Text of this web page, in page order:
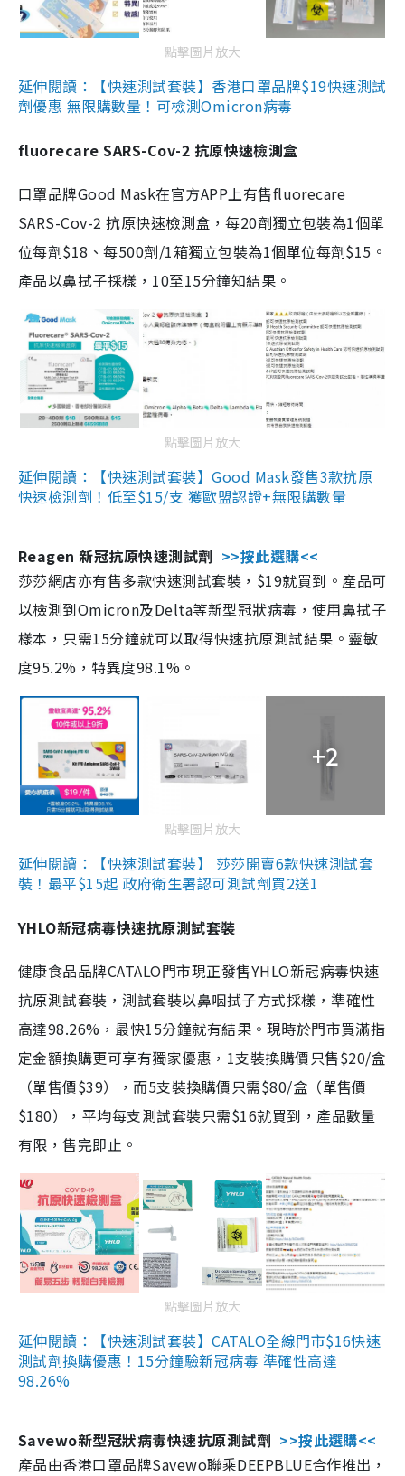
點擊圖片放大
延伸閱讀：【快速測試套裝】香港口罩品牌$19快速測試
劑優惠 無限購數量！可檢測Omicron病毒
fluorecare SARS-Cov-2 抗原快速檢測盒
口罩品牌Good Mask在官方APP上有售fluorecare
SARS-Cov-2 抗原快速檢測盒，每20劑獨立包裝為1個單
位每劑$18、每500劑/1箱獨立包裝為1個單位每劑$15。
產品以鼻拭子採樣，10至15分鐘知結果。
點擊圖片放大
延伸閱讀：【快速測試套裝】Good Mask發售3款抗原
快速檢測劑！低至$15/支 獲歐盟認證+無限購數量
Reagen 新冠抗原快速測試劑 >>按此選購<<
莎莎網店亦有售多款快速測試套裝，$19就買到。產品可
以檢測到Omicron及Delta等新型冠狀病毒，使用鼻拭子
樣本，只需15分鐘就可以取得快速抗原測試結果。靈敏
度95.2%，特異度98.1%。
+2
點擊圖片放大
延伸閱讀：【快速測試套裝】 莎莎開賣6款快速測試套
裝！最平$15起 政府衛生署認可測試劑買2送1
YHLO新冠病毒快速抗原測試套裝
健康食品品牌CATALO門市現正發售YHLO新冠病毒快速
抗原測試套裝，測試套裝以鼻咽拭子方式採樣，準確性
高達98.26%，最快15分鐘就有結果。現時於門市買滿指
定金額換購更可享有獨家優惠，1支裝換購價只售$20/盒
（單售價$39），而5支裝換購價只需$80/盒（單售價
$180），平均每支測試套裝只需$16就買到，產品數量
有限，售完即止。
點擊圖片放大
延伸閱讀：【快速測試套裝】CATALO全線門市$16快速
測試劑換購優惠！15分鐘驗新冠病毒 準確性高達
98.26%
Savewo新型冠狀病毒快速抗原測試劑 >>按此選購<<
產品由香港口罩品牌Savewo聯乘DEEPBLUE合作推出，